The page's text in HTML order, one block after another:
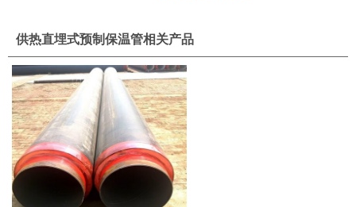
供热直埋式预制保温管相关产品